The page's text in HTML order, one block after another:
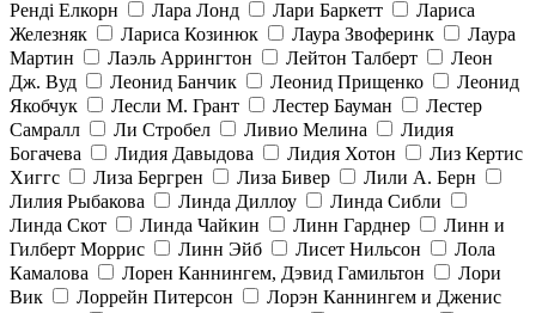
Ренді Елкорн
Лара Лонд Лари Баркетт
Лариса
Железняк
Лариса Козинюк Лаура Звоферинк
Лаура
Мартин
Лаэль Аррингтон Лейтон Талберт
Леон
Дж. Вуд
Леонид Банчик Леонид Прищенко
Леонид
Якобчук
Лесли М. Грант Лестер Бауман
Лестер
Самралл
Ли Стробел Ливио Мелина
Лидия
Богачева
Лидия Давыдова Лидия Хотон
Лиз Кертис
Хиггс
Лиза Бергрен Лиза Бивер
Лили А. Берн
Лилия Рыбакова
Линда Диллоу
Линда Сибли
Линда Скот
Линда Чайкин Линн Гарднер
Линн и
Гилберт Моррис
Линн Эйб Лисет Нильсон
Лола
Камалова
Лорен Каннингем, Дэвид Гамильтон
Лори
Вик
Лоррейн Питерсон
Лорэн Каннингем и Дженис